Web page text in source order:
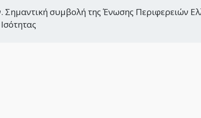
Σημαντική συμβολή της Ένωσης Περιφερειών